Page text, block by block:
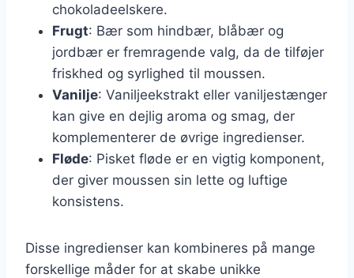
chokoladeelskere.
Frugt: Bær som hindbær, blåbær og
jordbær er fremragende valg, da de tilføjer
friskhed og syrlighed til moussen.
Vanilje: Vaniljeekstrakt eller vaniljestænger
kan give en dejlig aroma og smag, der
komplementerer de øvrige ingredienser.
Fløde: Pisket fløde er en vigtig komponent,
der giver moussen sin lette og luftige
konsistens.
Disse ingredienser kan kombineres på mange
forskellige måder for at skabe unikke